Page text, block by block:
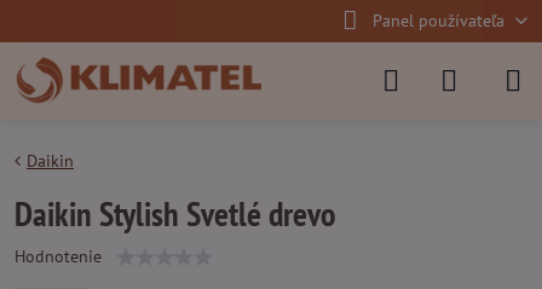
Panel používateľa
Daikin
Daikin Stylish Svetlé drevo
Hodnotenie